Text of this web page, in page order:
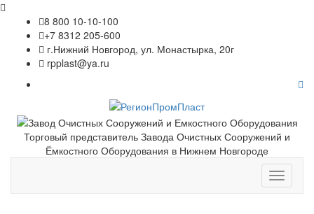
8 800 10-10-100
+7 8312 205-600
г.Нижний Новгород, ул. Монастырка, 20г
rpplast@ya.ru
Торговый представитель Завода Очистных Сооружений и
Ёмкостного Оборудования в Нижнем Новгороде
Toggle